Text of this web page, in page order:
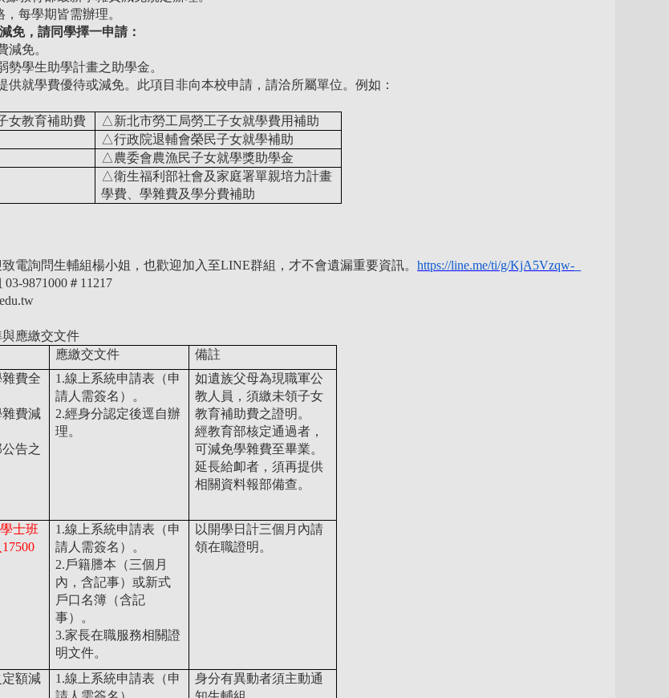
每學期皆需辦理。
免，請同學擇一申請：
減免。
勢學生助學計畫之助學金。
供就學費優待或減免。此項目非向本校申請，請洽所屬單位。例如：
女教育補助費
△新北市勞工局勞工子女就學費用補助
△行政院退輔會榮民子女就學補助
△農委會農漁民子女就學獎助學金
△衛生福利部社會及家庭署單親培力計畫
學費、學雜費及學分費補助
電詢問生輔組楊小姐，也歡迎加入至LINE群組，才不會遺漏重要資訊。https://line.me/ti/g/KjA5Vzqw-_
9871000＃11217
應繳交文件
應繳交文件
備註
費全
費減
告之
1.線上系統申請表（申
請人需簽名）。
2.經身分認定後逕自辦
理。
如遺族父母為現職軍公
教人員，須繳未領子女
教育補助費之證明。
經教育部核定通過者，
可減免學雜費至畢業。
延長給卹者，須再提供
相關資料報部備查。
學士班
1.線上系統申請表（申
請人需簽名）。
2.戶籍謄本（三個月
內，含記事）或新式
戶口名簿（含記
事）。
3.家長在職服務相關證
明文件。
以開學日計三個月內請
領在職證明。
額減
1.線上系統申請表（申
身分有異動者須主動通